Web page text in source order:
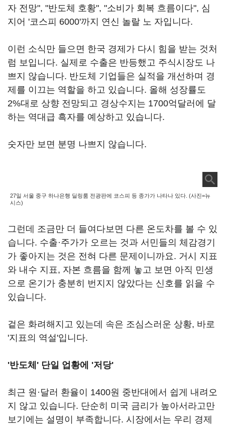
자 전망", "반도체 호황", "소비가 회복 흐름이다", 심
지어 '코스피 6000'까지 연신 놀랄 노 자입니다.
이런 소식만 들으면 한국 경제가 다시 힘을 받는 것처
럼 보입니다. 실제로 수출은 반등했고 주식시장도 나
쁘지 않습니다. 반도체 기업들은 실적을 개선하며 경
제를 이끄는 역할을 하고 있습니다. 올해 성장률도
2%대로 상향 전망되고 경상수지는 1700억달러에 달
하는 역대급 흑자를 예상하고 있습니다.
숫자만 보면 분명 나쁘지 않습니다.
27일 서울 중구 하나은행 딜링룸 전광판에 코스피 등 종가가 나타나 있다. (사진=뉴
시스)
그런데 조금만 더 들여다보면 다른 온도차를 볼 수 있
습니다. 수출·주가가 오르는 것과 서민들의 체감경기
가 좋아지는 것은 전혀 다른 문제이니까요. 거시 지표
와 내수 지표, 자본 흐름을 함께 놓고 보면 아직 민생
으로 온기가 충분히 번지지 않았다는 신호를 읽을 수
있습니다.
겉은 화려해지고 있는데 속은 조심스러운 상황, 바로
'지표의 역설'입니다.
'반도체' 단일 업황에 '저당'
최근 원·달러 환율이 1400원 중반대에서 쉽게 내려오
지 않고 있습니다. 단순히 미국 금리가 높아서라고만
보기에는 설명이 부족합니다. 시장에서는 우리 경제